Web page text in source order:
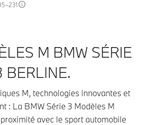
M BMW SÉRIE
BERLINE.
M, technologies innovantes et
: La BMW Série 3 Modèles M
avec le sport automobile